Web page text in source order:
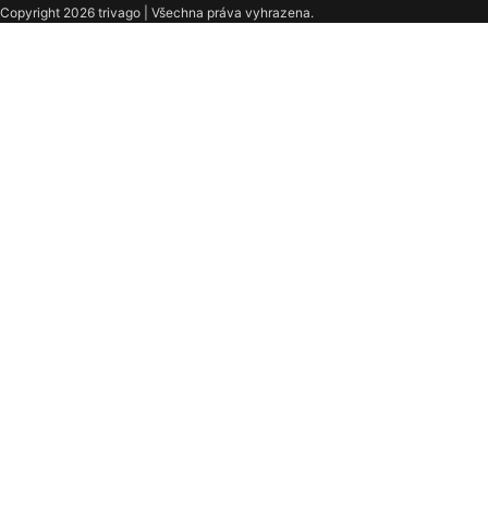
Copyright 2026 trivago | Všechna práva vyhrazena.